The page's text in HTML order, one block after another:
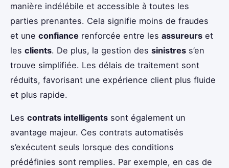
manière indélébile et accessible à toutes les
parties prenantes. Cela signifie moins de fraudes
et une confiance renforcée entre les assureurs et
les clients. De plus, la gestion des sinistres s’en
trouve simplifiée. Les délais de traitement sont
réduits, favorisant une expérience client plus fluide
et plus rapide.
Les contrats intelligents sont également un
avantage majeur. Ces contrats automatisés
s’exécutent seuls lorsque des conditions
prédéfinies sont remplies. Par exemple, en cas de